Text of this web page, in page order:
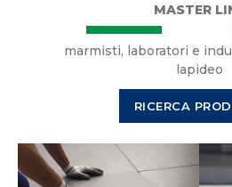
MASTER
marmisti, laboratori e
lapideo
RICERCA